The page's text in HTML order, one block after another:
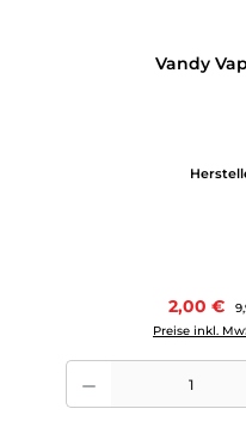
Vandy
2,00 €
Preise inkl.
Produkt Anzahl: Gib den